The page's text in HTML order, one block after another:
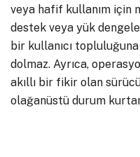
veya hafif kullanım için
destek veya yük
bir kullanıcı
dolmaz. Ayrıca,
akıllı bir fikir olan
olağanüstü durum